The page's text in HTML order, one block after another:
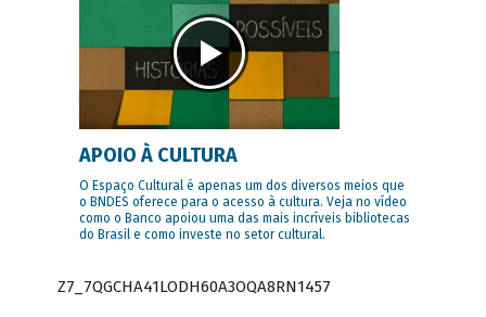
APOIO À CULTURA
O Espaço Cultural é apenas um dos diversos meios que
o BNDES oferece para o acesso à cultura. Veja no vídeo
como o Banco apoiou uma das mais incríveis bibliotecas
do Brasil e como investe no setor cultural.
Z7_7QGCHA41LODH60A3OQA8RN1457